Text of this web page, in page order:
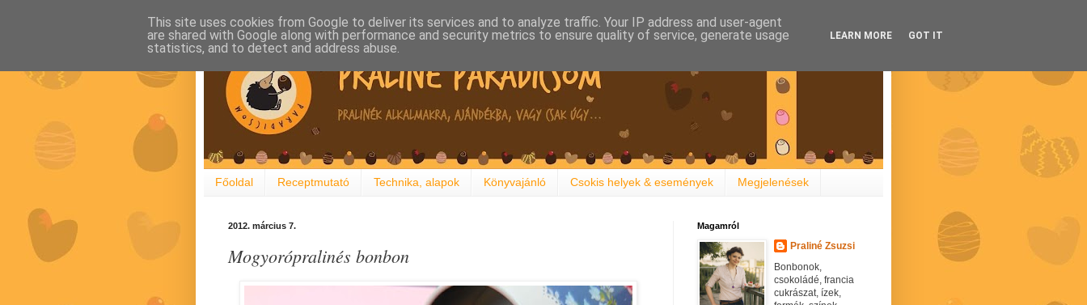
Főoldal Receptmutató Technika, alapok Könyvajánló Csokis helyek & események Megjelenések
2012. március 7.
Mogyorópralinés bonbon
Magamról
Praliné Zsuzsi
Bonbonok,
csokoládé, francia
cukrászat, ízek,
This site uses cookies from Google to deliver its services and to analyze traffic. Your IP address and user-agent
are shared with Google along with performance and security metrics to ensure quality of service, generate usage
statistics, and to detect and address abuse.
LEARN MORE GOT IT